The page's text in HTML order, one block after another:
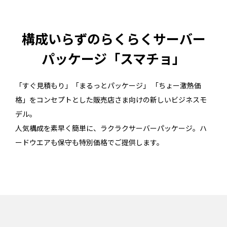
構成いらずのらくらくサーバー
パッケージ「スマチョ」
「すぐ見積もり」「まるっとパッケージ」 「ちょー激熱価
格」をコンセプトとした販売店さま向けの新しいビジネスモ
デル。
人気構成を素早く簡単に、ラクラクサーバーパッケージ。ハ
ードウエアも保守も特別価格でご提供します。